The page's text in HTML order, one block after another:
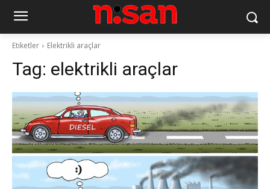
Etiketler Elektrikli araçlar
Tag: elektrikli araçlar